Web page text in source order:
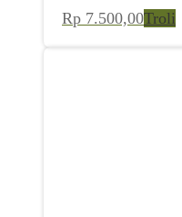
Rp 7.500,00Troli